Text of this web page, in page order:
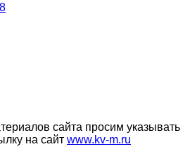
сайта просим указывать
на сайт www.kv-m.ru